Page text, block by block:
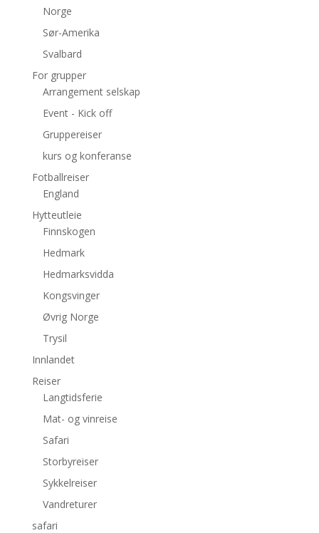
Norge
Sør-Amerika
Svalbard
For grupper
Arrangement selskap
Event - Kick off
Gruppereiser
kurs og konferanse
Fotballreiser
England
Hytteutleie
Finnskogen
Hedmark
Hedmarksvidda
Kongsvinger
Øvrig Norge
Trysil
Innlandet
Reiser
Langtidsferie
Mat- og vinreise
Safari
Storbyreiser
Sykkelreiser
Vandreturer
safari